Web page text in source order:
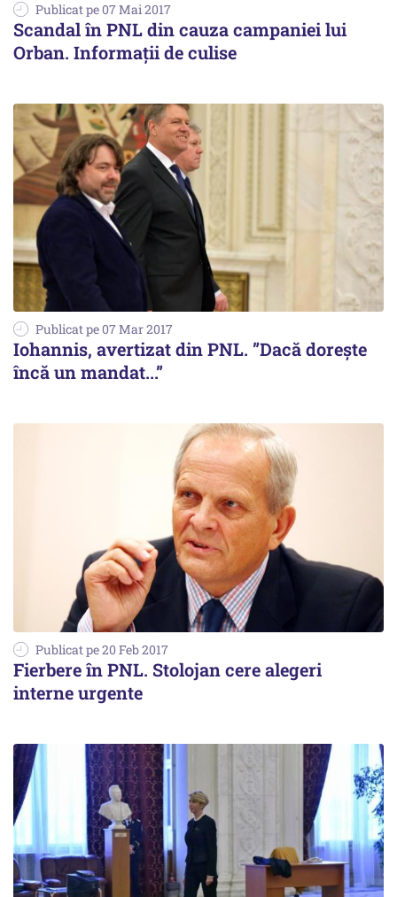
Publicat pe 07 Mai 2017
Scandal în PNL din cauza campaniei lui
Orban. Informații de culise
Publicat pe 07 Mar 2017
Iohannis, avertizat din PNL. ”Dacă dorește
încă un mandat...”
Publicat pe 20 Feb 2017
Fierbere în PNL. Stolojan cere alegeri
interne urgente